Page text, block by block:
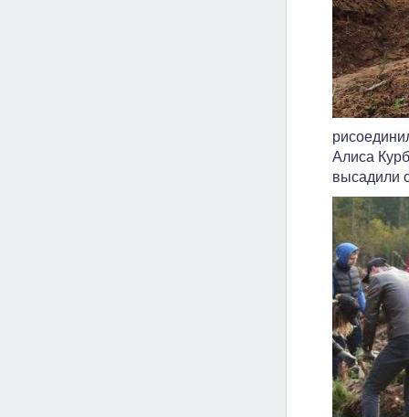
Алиса
высадили